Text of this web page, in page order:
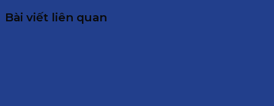
Bài viết liên quan